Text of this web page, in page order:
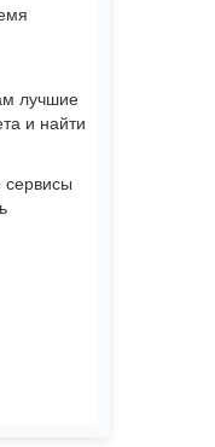
лучшие
и найти